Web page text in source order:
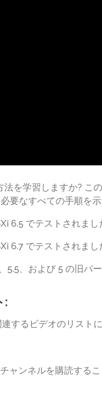
を学習しますか? こ
要なすべての手順を示
6.5 でテストされまし
6.7 でテストされまし
5.5、および 5 の旧
:
するビデオのリスト
ャンネルを購読するこ